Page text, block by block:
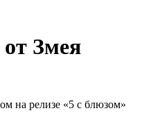
Змея
на релизе «5 с блюзом»